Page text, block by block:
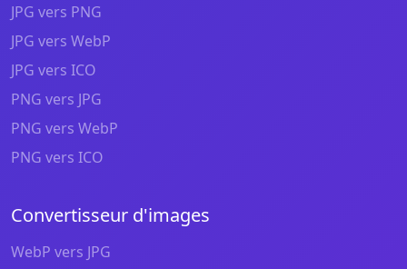
JPG vers PNG
JPG vers WebP
JPG vers ICO
PNG vers JPG
PNG vers WebP
PNG vers ICO
Convertisseur d'images
WebP vers JPG